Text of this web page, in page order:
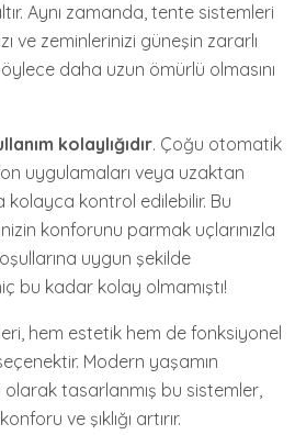
Aynı zamanda, tente sistemleri
ve zeminlerinizi güneşin zararlı
daha uzun ömürlü olmasını
kolaylığıdır. Çoğu otomatik
uygulamaları veya uzaktan
kolayca kontrol edilebilir. Bu
konforunu parmak uçlarınızla
uygun şekilde
bu kadar kolay olmamıştı!
hem estetik hem de fonksiyonel
Modern yaşamın
tasarlanmış bu sistemler,
ve şıklığı artırır.